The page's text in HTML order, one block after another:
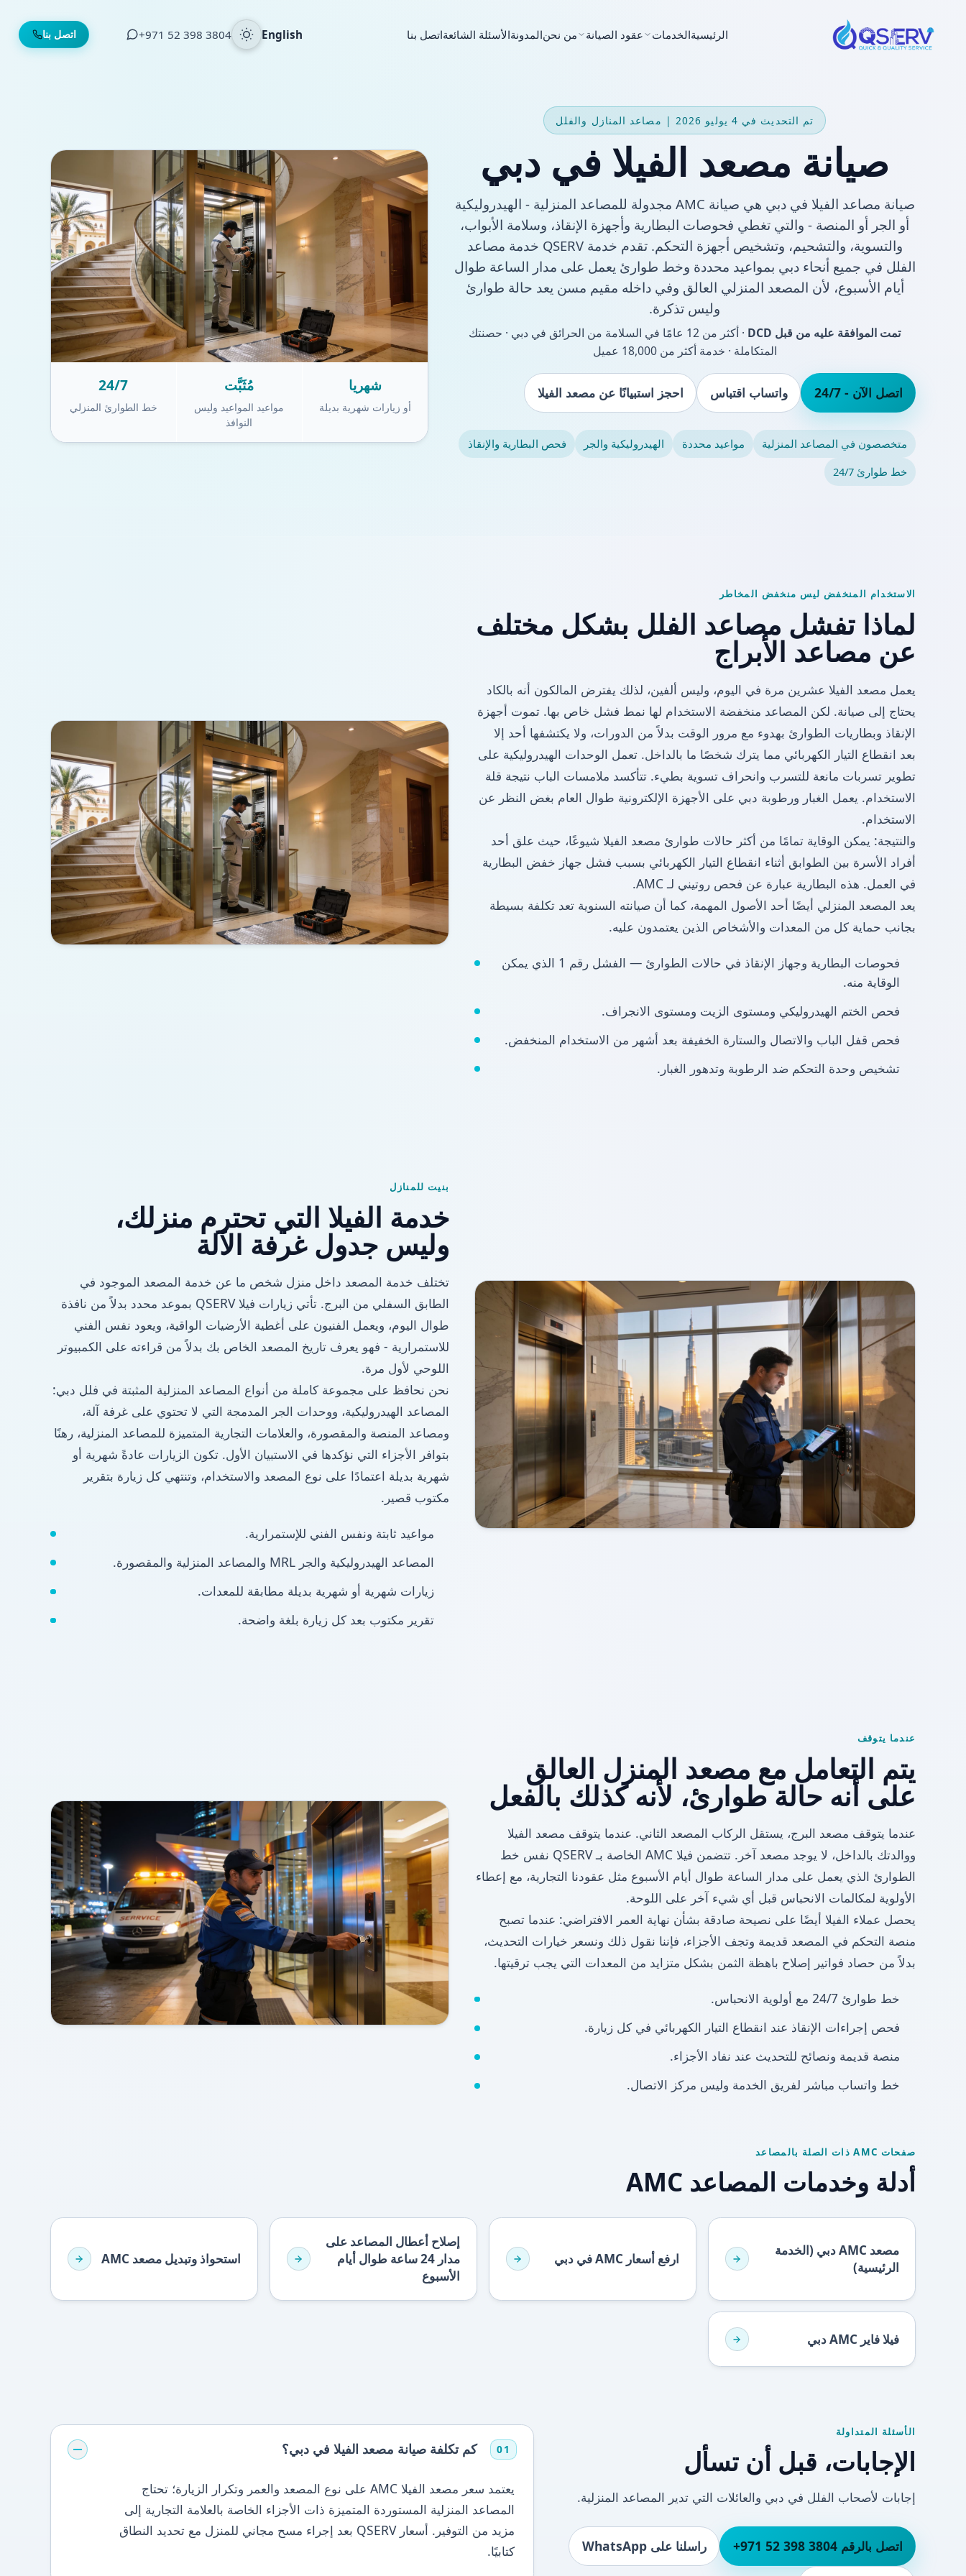
اتصل بنا الرئيسيةالخدمات عقود الصيانة من نحنالمدونةالأسئلة الشائعةاتصل بنا English
⁦+971 52 398 3804⁩
تم التحديث في 4 يوليو 2026 | مصاعد المنازل والفلل
صيانة مصعد الفيلا في دبي
صيانة مصاعد الفيلا في دبي هي صيانة AMC مجدولة للمصاعد المنزلية - الهيدروليكية
أو الجر أو المنصة - والتي تغطي فحوصات البطارية وأجهزة الإنقاذ، وسلامة الأبواب،
والتسوية، والتشحيم، وتشخيص أجهزة التحكم. تقدم خدمة QSERV خدمة مصاعد
الفلل في جميع أنحاء دبي بمواعيد محددة وخط طوارئ يعمل على مدار الساعة طوال
أيام الأسبوع، لأن المصعد المنزلي العالق وفي داخله مقيم مسن يعد حالة طوارئ
وليس تذكرة.
تمت الموافقة عليه من قبل DCD
· أكثر من 12 عامًا في السلامة من الحرائق في دبي · حصنتك
المتكاملة · خدمة أكثر من 18,000 عميل
اتصل الآن - 24/7 واتساب اقتباس احجز استبيانًا عن مصعد الفيلا
متخصصون في المصاعد المنزلية مواعيد محددة الهيدروليكية والجر
فحص البطارية والإنقاذ
خط طوارئ 24/7
شهريا
أو زيارات شهرية بديلة
مُثَبَّت
مواعيد المواعيد وليس
النوافذ
24/7
خط الطوارئ المنزلي
الاستخدام المنخفض ليس منخفض المخاطر
لماذا تفشل مصاعد الفلل بشكل مختلف
عن مصاعد الأبراج
يعمل مصعد الفيلا عشرين مرة في اليوم، وليس ألفين، لذلك يفترض المالكون أنه بالكاد
يحتاج إلى صيانة. لكن المصاعد منخفضة الاستخدام لها نمط فشل خاص بها. تموت أجهزة
الإنقاذ وبطاريات الطوارئ بهدوء مع مرور الوقت بدلاً من الدورات، ولا يكتشفها أحد إلا
بعد انقطاع التيار الكهربائي مما يترك شخصًا ما بالداخل. تعمل الوحدات الهيدروليكية على
تطوير تسربات مانعة للتسرب وانحراف تسوية بطيء. تتأكسد ملامسات الباب نتيجة قلة
الاستخدام. يعمل الغبار ورطوبة دبي على الأجهزة الإلكترونية طوال العام بغض النظر عن
الاستخدام.
والنتيجة: يمكن الوقاية تمامًا من أكثر حالات طوارئ مصعد الفيلا شيوعًا، حيث علق أحد
أفراد الأسرة بين الطوابق أثناء انقطاع التيار الكهربائي بسبب فشل جهاز خفض البطارية
في العمل. هذه البطارية عبارة عن فحص روتيني لـ AMC.
يعد المصعد المنزلي أيضًا أحد الأصول المهمة، كما أن صيانته السنوية تعد تكلفة بسيطة
بجانب حماية كل من المعدات والأشخاص الذين يعتمدون عليه.
فحوصات البطارية وجهاز الإنقاذ في حالات الطوارئ — الفشل رقم 1 الذي يمكن
الوقاية منه.
فحص الختم الهيدروليكي ومستوى الزيت ومستوى الانجراف.
فحص قفل الباب والاتصال والستارة الخفيفة بعد أشهر من الاستخدام المنخفض.
تشخيص وحدة التحكم ضد الرطوبة وتدهور الغبار.
بنيت للمنازل
خدمة الفيلا التي تحترم منزلك،
وليس جدول غرفة الآلة
تختلف خدمة المصعد داخل منزل شخص ما عن خدمة المصعد الموجود في
الطابق السفلي من البرج. تأتي زيارات فيلا QSERV بموعد محدد بدلاً من نافذة
طوال اليوم، ويعمل الفنيون على أغطية الأرضيات الواقية، ويعود نفس الفني
للاستمرارية - فهو يعرف تاريخ المصعد الخاص بك بدلاً من قراءته على الكمبيوتر
اللوحي لأول مرة.
نحن نحافظ على مجموعة كاملة من أنواع المصاعد المنزلية المثبتة في فلل دبي:
المصاعد الهيدروليكية، ووحدات الجر المدمجة التي لا تحتوي على غرفة آلة،
ومصاعد المنصة والمقصورة، والعلامات التجارية المتميزة للمصاعد المنزلية، رهنًا
بتوافر الأجزاء التي نؤكدها في الاستبيان الأول. تكون الزيارات عادةً شهرية أو
شهرية بديلة اعتمادًا على نوع المصعد والاستخدام، وتنتهي كل زيارة بتقرير
مكتوب قصير.
مواعيد ثابتة ونفس الفني للإستمرارية.
المصاعد الهيدروليكية والجر MRL والمصاعد المنزلية والمقصورة.
زيارات شهرية أو شهرية بديلة مطابقة للمعدات.
تقرير مكتوب بعد كل زيارة بلغة واضحة.
عندما يتوقف
يتم التعامل مع مصعد المنزل العالق
على أنه حالة طوارئ، لأنه كذلك بالفعل
عندما يتوقف مصعد البرج، يستقل الركاب المصعد الثاني. عندما يتوقف مصعد الفيلا
ووالدتك بالداخل، لا يوجد مصعد آخر. تتضمن فيلا AMC الخاصة بـ QSERV نفس خط
الطوارئ الذي يعمل على مدار الساعة طوال أيام الأسبوع مثل عقودنا التجارية، مع إعطاء
الأولوية لمكالمات الانحباس قبل أي شيء آخر على اللوحة.
يحصل عملاء الفيلا أيضًا على نصيحة صادقة بشأن نهاية العمر الافتراضي: عندما تصبح
منصة التحكم في المصعد قديمة وتجف الأجزاء، فإننا نقول ذلك ونسعر خيارات التحديث،
بدلاً من حصاد فواتير إصلاح باهظة الثمن بشكل متزايد من المعدات التي يجب ترقيتها.
خط طوارئ 24/7 مع أولوية الانحباس.
فحص إجراءات الإنقاذ عند انقطاع التيار الكهربائي في كل زيارة.
منصة قديمة ونصائح للتحديث عند نفاد الأجزاء.
خط واتساب مباشر لفريق الخدمة وليس مركز الاتصال.
صفحات AMC ذات الصلة بالمصاعد
أدلة وخدمات المصاعد AMC
مصعد AMC دبي (الخدمة
الرئيسية)
ارفع أسعار AMC في دبي
إصلاح أعطال المصاعد على
مدار 24 ساعة طوال أيام
الأسبوع
استحواذ وتبديل مصعد AMC
فيلا فاير AMC دبي
الأسئلة المتداولة
الإجابات، قبل أن تسأل
إجابات لأصحاب الفلل في دبي والعائلات التي تدير المصاعد المنزلية.
اتصل بالرقم ⁦+971 52 398 3804⁩ راسلنا على WhatsApp
01 كم تكلفة صيانة مصعد الفيلا في دبي؟
يعتمد سعر مصعد الفيلا AMC على نوع المصعد والعمر وتكرار الزيارة؛ تحتاج
المصاعد المنزلية المستوردة المتميزة ذات الأجزاء الخاصة بالعلامة التجارية إلى
مزيد من التوفير. أسعار QSERV بعد إجراء مسح مجاني للمنزل مع تحديد النطاق
كتابيًا.